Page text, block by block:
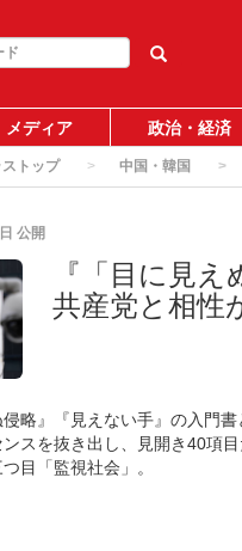
メディア 政治・経済
トップ 中国・韓国
公開
『「目に見
共産党と相性
侵略』『見えない手』の入門
スを抜き出し、見開き40項
目「監視社会」。